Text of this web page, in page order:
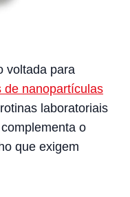
voltada para
de nanopartículas
laboratoriais
o
que exigem